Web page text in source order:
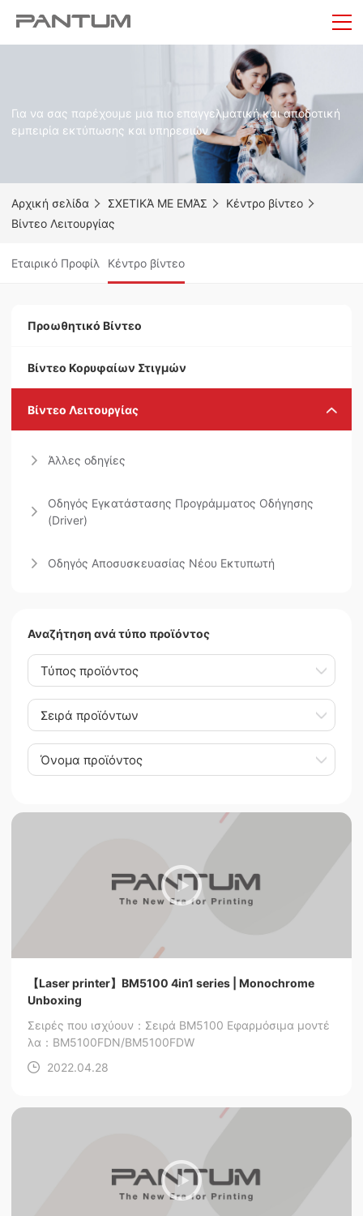
Για να σας παρέχουμε μια πιο επαγγελματική και αποδοτική
εμπειρία εκτύπωσης και υπηρεσιών
Αρχική σελίδα ΣΧΕΤΙΚΆ ΜΕ ΕΜΆΣ
Κέντρο βίντεο
Βίντεο Λειτουργίας
Εταιρικό Προφίλ Κέντρο βίντεο
Προωθητικό Βίντεο
Βίντεο Κορυφαίων Στιγμών
Βίντεο Λειτουργίας
Άλλες οδηγίες
Οδηγός Εγκατάστασης Προγράμματος Οδήγησης
(Driver)
Οδηγός Αποσυσκευασίας Νέου Εκτυπωτή
Αναζήτηση ανά τύπο προϊόντος
Τύπος προϊόντος
Σειρά προϊόντων
Όνομα προϊόντος
【Laser printer】BM5100 4in1 series | Monochrome
Unboxing
Σειρές που ισχύουν：Σειρά BM5100 Εφαρμόσιμα μοντέ
λα：BM5100FDN/BM5100FDW
2022.04.28